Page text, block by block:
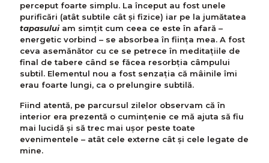
perceput foarte simplu. La început au fost unele
purificări (atât subtile cât și fizice) iar pe la jumătatea
tapasului am simțit cum ceea ce este în afară –
energetic vorbind – se absorbea în ființa mea. A fost
ceva asemănător cu ce se petrece în meditațiile de
final de tabere când se făcea resorbția câmpului
subtil. Elementul nou a fost senzația că mâinile îmi
erau foarte lungi, ca o prelungire subtilă.
Fiind atentă, pe parcursul zilelor observam că în
interior era prezentă o cumințenie ce mă ajuta să fiu
mai lucidă și să trec mai ușor peste toate
evenimentele – atât cele externe cât și cele legate de
mine.